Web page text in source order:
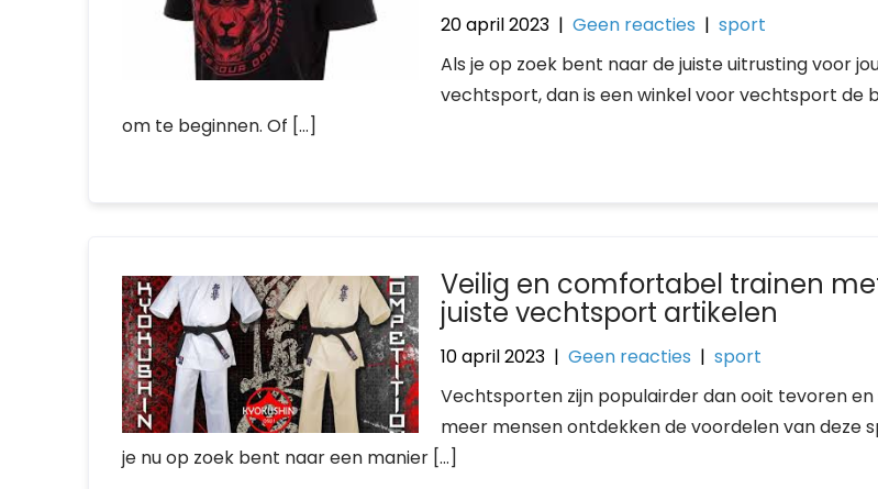
20 april 2023 |Geen reacties |sport
Als je op zoek bent naar de juiste uitrusting voor
vechtsport, dan is een winkel voor vechtsport de
om te beginnen. Of […]
Veilig en comfortabel trainen
juiste vechtsport artikelen
10 april 2023 |Geen reacties |sport
Vechtsporten zijn populairder dan ooit tevoren en
meer mensen ontdekken de voordelen van deze
je nu op zoek bent naar een manier […]